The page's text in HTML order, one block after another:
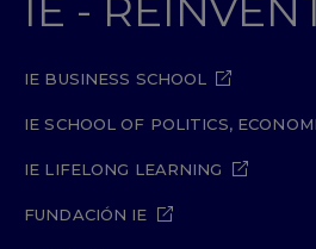
IE -
IE BUSINESS SCHOOL
IE SCHOOL OF POLITICS,
IE LIFELONG LEARNING
FUNDACIÓN IE